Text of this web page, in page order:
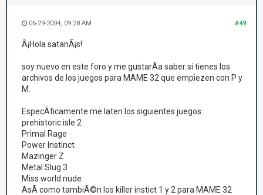
#49
06-29-2004, 09:28 AM
Â¡Hola satanÃ¡s!
soy nuevo en este foro y me gustarÃ­a saber si tienes los
archivos de los juegos para MAME 32 que empiezen con P y
M.
EspecÃ­ficamente me laten los siguientes juegos:
prehistoric isle 2
Primal Rage
Power Instinct
Mazinger Z
Metal Slug 3
Miss world nude
AsÃ­ como tambiÃ©n los killer instict 1 y 2 para MAME 32